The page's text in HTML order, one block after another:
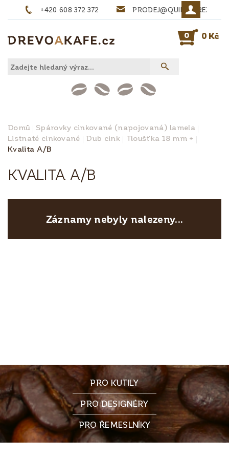
+420 608 372 372 PRODEJ@QUINTA-
0 0 Kč
Domů
Spárovky cinkované (napojovaná) lamela
Listnaté cinkované
Dub cink
Tloušťka 18 mm +
Kvalita A/B
KVALITA A/B
Záznamy nebyly nalezeny...
PRO KUTILY
PRO DESIGNÉRY
PRO ŘEMESLNÍKY